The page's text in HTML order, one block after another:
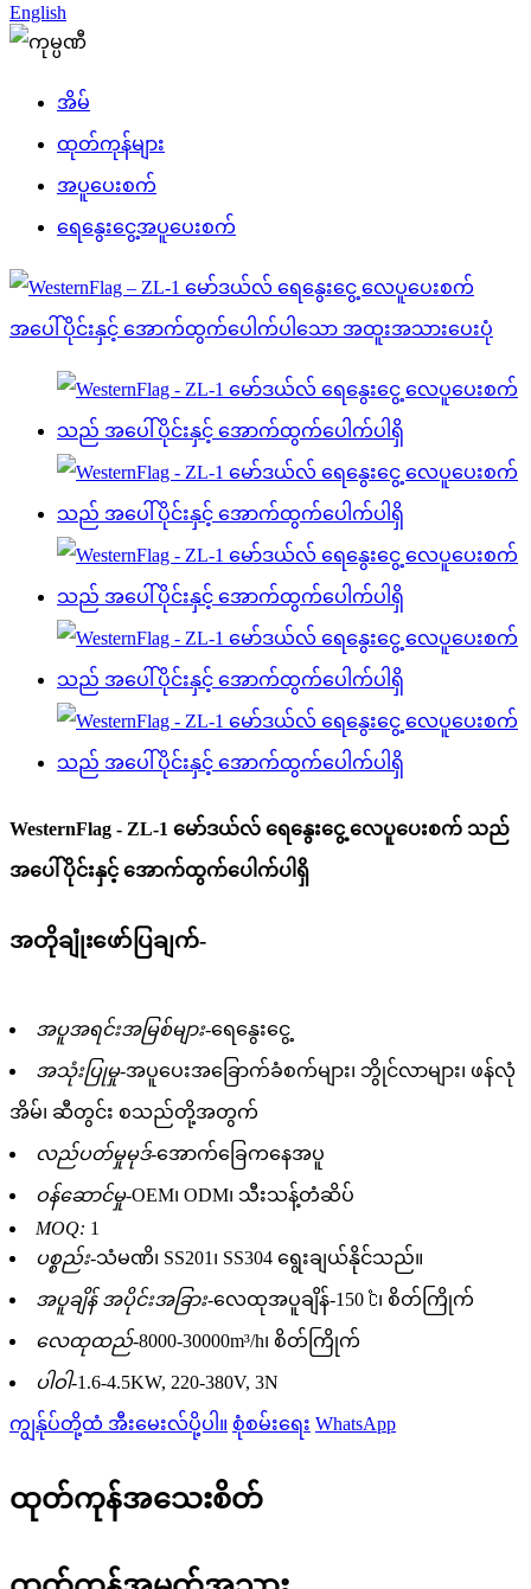
English
အိမ်
ထုတ်ကုန်များ
အပူပေးစက်
ရေနွေးငွေ့အပူပေးစက်
WesternFlag - ZL-1 မော်ဒယ်လ် ရေနွေးငွေ့ လေပူပေးစက် သည်
အပေါ်ပိုင်းနှင့် အောက်ထွက်ပေါက်ပါရှိ
အတိုချုံးဖော်ပြချက်-
အပူအရင်းအမြစ်များ-ရေနွေးငွေ့
အသုံးပြုမှု-အပူပေးအခြောက်ခံစက်များ၊ ဘွိုင်လာများ၊ ဖန်လုံ
အိမ်၊ ဆီတွင်း စသည်တို့အတွက်
လည်ပတ်မှုမုဒ်-အောက်ခြေကနေအပူ
ဝန်ဆောင်မှု-OEM၊ ODM၊ သီးသန့်တံဆိပ်
MOQ: 1
ပစ္စည်း-သံမဏိ၊ SS201၊ SS304 ရွေးချယ်နိုင်သည်။
အပူချိန် အပိုင်းအခြား-လေထုအပူချိန်-150 ℃၊ စိတ်ကြိုက်
လေထုထည်-8000-30000m³/h၊ စိတ်ကြိုက်
ပါဝါ-1.6-4.5KW, 220-380V, 3N
ကျွန်ုပ်တို့ထံ အီးမေးလ်ပို့ပါ။ စုံစမ်းရေး WhatsApp
ထုတ်ကုန်အသေးစိတ်